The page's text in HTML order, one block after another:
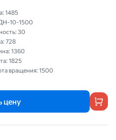
1485
10-1500
30
728
1360
1825
вращения: 1500
цену